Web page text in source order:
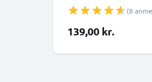
IXUS V3 V2
CELLONIC
(8
139,00 kr.